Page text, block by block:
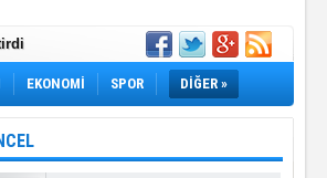
İş Arayanlar
Açıklandı!
Fiyatlar ve
EKONOMİ SPOR DİĞER »